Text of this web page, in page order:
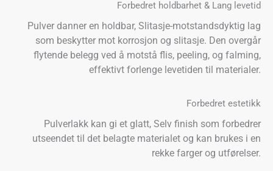
Forbedret holdbarhet & Lang levetid
Pulver danner en holdbar, Slitasje-motstandsdyktig lag
som beskytter mot korrosjon og slitasje. Den overgår
flytende belegg ved å motstå flis, peeling, og falming,
effektivt forlenge levetiden til materialer.
Forbedret estetikk
Pulverlakk kan gi et glatt, Selv finish som forbedrer
utseendet til det belagte materialet og kan brukes i en
rekke farger og utførelser.